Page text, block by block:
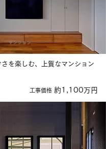
マンション
を楽しむ、上質なマンション
約1,100万円
​工事価格